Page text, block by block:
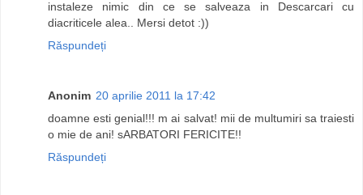
instaleze nimic din ce se salveaza in Descarcari cu
diacriticele alea.. Mersi detot :))
Răspundeți
Anonim 20 aprilie 2011 la 17:42
doamne esti genial!!! m ai salvat! mii de multumiri sa traiesti
o mie de ani! sARBATORI FERICITE!!
Răspundeți